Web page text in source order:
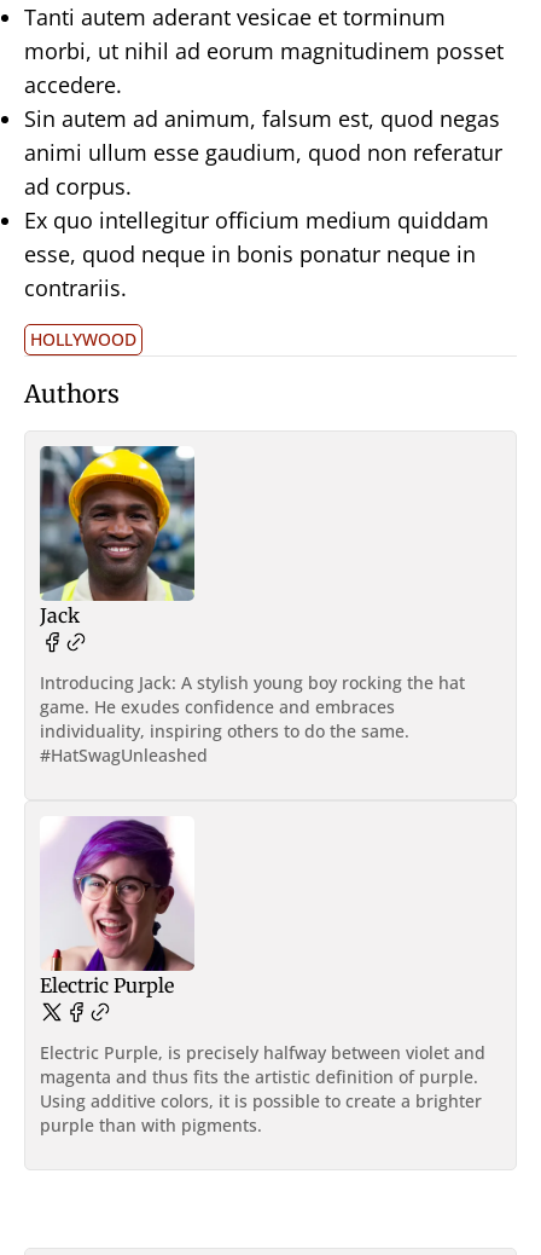
Tanti autem aderant vesicae et torminum
morbi, ut nihil ad eorum magnitudinem posset
accedere.
Sin autem ad animum, falsum est, quod negas
animi ullum esse gaudium, quod non referatur
ad corpus.
Ex quo intellegitur officium medium quiddam
esse, quod neque in bonis ponatur neque in
contrariis.
HOLLYWOOD
Authors
Jack
Introducing Jack: A stylish young boy rocking the hat
game. He exudes confidence and embraces
individuality, inspiring others to do the same.
#HatSwagUnleashed
Electric Purple
Electric Purple, is precisely halfway between violet and
magenta and thus fits the artistic definition of purple.
Using additive colors, it is possible to create a brighter
purple than with pigments.